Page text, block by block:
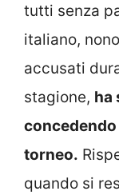
tutti senza
italiano,
accusati
stagione, ha
torneo.
quando si